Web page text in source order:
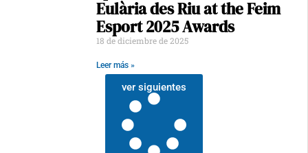
Eulària des Riu at the Feim
Esport 2025 Awards
18 de diciembre de 2025
Leer más »
ver siguientes